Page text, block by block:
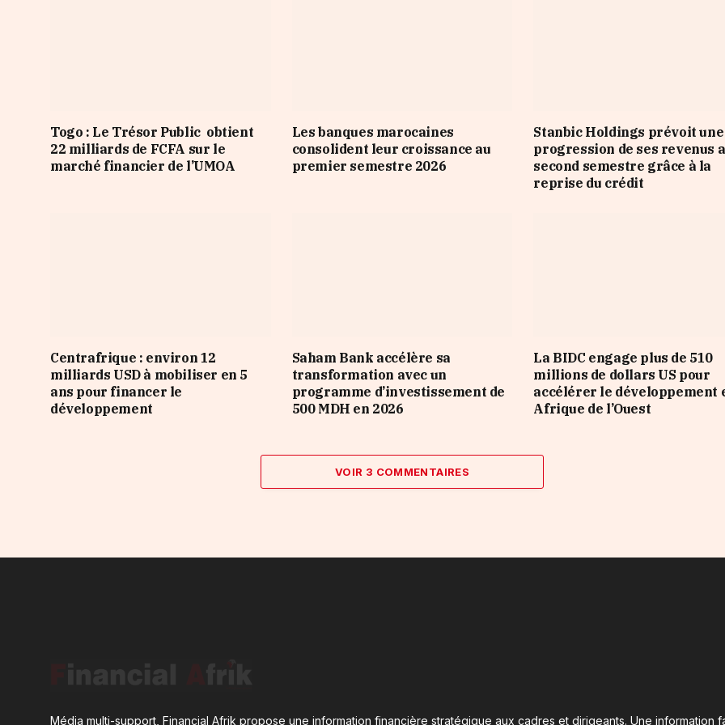
Togo : Le Trésor Public obtient
22 milliards de FCFA sur le
marché financier de l’UMOA
Les banques marocaines
consolident leur croissance au
premier semestre 2026
Stanbic Holdings prévoit une
progression de ses revenus
second semestre grâce à la
reprise du crédit
Centrafrique : environ 12
milliards USD à mobiliser en 5
ans pour financer le
développement
Saham Bank accélère sa
transformation avec un
programme d’investissement de
500 MDH en 2026
La BIDC engage plus de 510
millions de dollars US pour
accélérer le développement
Afrique de l’Ouest
VOIR 3 COMMENTAIRES
Média multi-support, Financial Afrik propose une information financière stratégique aux cadres et dirigeants. Une information